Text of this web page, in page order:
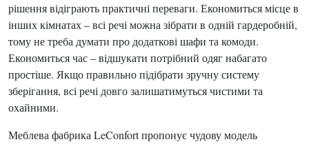
рішення відіграють практичні переваги. Економиться місце в
інших кімнатах – всі речі можна зібрати в одній гардеробній,
тому не треба думати про додаткові шафи та комоди.
Економиться час – відшукати потрібний одяг набагато
простіше. Якщо правильно підібрати зручну систему
зберігання, всі речі довго залишатимуться чистими та
охайними.
Меблева фабрика LeConfort пропонує чудову модель